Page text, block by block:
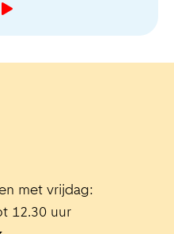
met vrijdag:
12.30 uur